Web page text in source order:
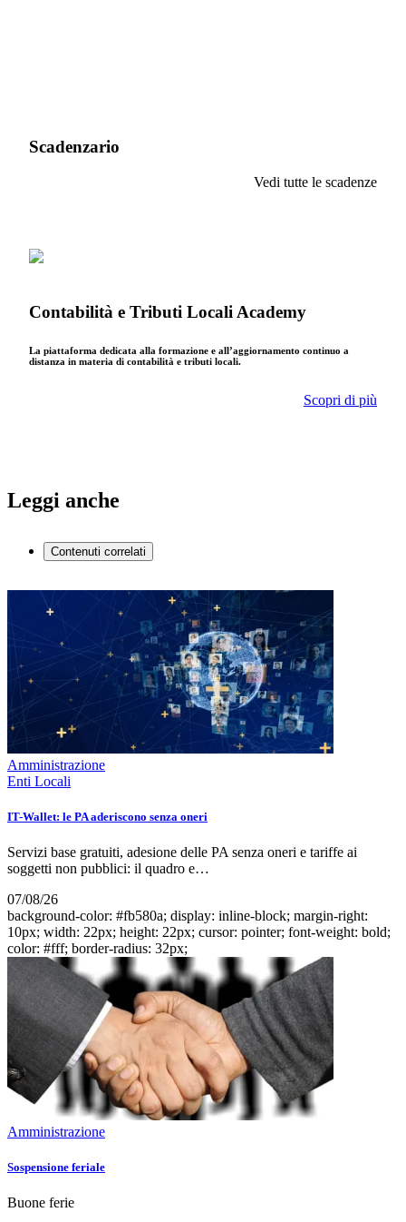
Scadenzario
Vedi tutte le scadenze
Contabilità e Tributi Locali Academy
La piattaforma dedicata alla formazione e all’aggiornamento continuo a
distanza in materia di contabilità e tributi locali.
Scopri di più
Leggi anche
Contenuti correlati
Amministrazione
Enti Locali
IT-Wallet: le PA aderiscono senza oneri
Servizi base gratuiti, adesione delle PA senza oneri e tariffe ai
soggetti non pubblici: il quadro e…
07/08/26
background-color: #fb580a; display: inline-block; margin-right:
10px; width: 22px; height: 22px; cursor: pointer; font-weight: bold;
color: #fff; border-radius: 32px;
Amministrazione
Sospensione feriale
Buone ferie